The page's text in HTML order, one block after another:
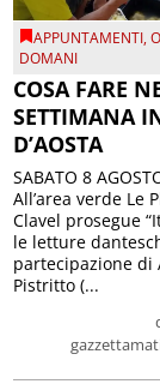
APPUNTAMENTI,
DOMANI
COSA FARE
SETTIMANA
D’AOSTA
SABATO 8
All’area verde Le
Clavel prosegue
le letture
partecipazione di
Pistritto (...